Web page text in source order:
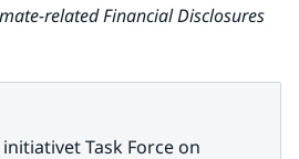
related Financial Disclosures
Task Force on